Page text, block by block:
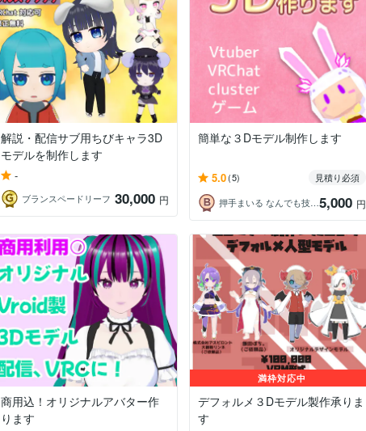
解説・配信サブ用ちびキャラ3D
モデルを制作します
-
ブランスペードリーフ 30,000 円
簡単な３Dモデル制作します
5.0(5)
見積り必須
押手まいる なんでも技術屋Vtuber5,000 円
商用込！オリジナルアバター作
ります
満枠対応中
デフォルメ３Dモデル製作承りま
す